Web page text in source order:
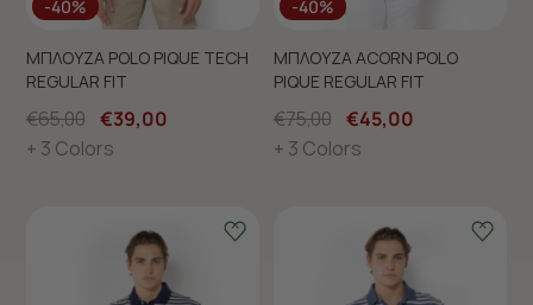
-40%
ΜΠΛΟΥΖΑ POLO PIQUE TECH
REGULAR FIT
€65,00 €39,00
+ 3 Colors
-40%
ΜΠΛΟΥΖΑ ACORN POLO
PIQUE REGULAR FIT
€75,00 €45,00
+ 3 Colors